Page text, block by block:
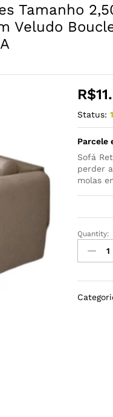
Tamanho
Veludo
R$
Status:
Parcele
Sofá
perder
molas
Quantity: